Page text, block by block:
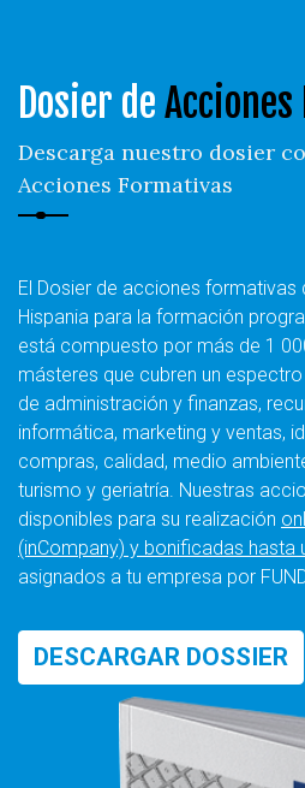
Dosier de
Descarga nuestro dosier
Acciones Formativas
El Dosier de acciones formativas
Hispania para la formación
está compuesto por más de 1
másteres que cubren un
de administración y finanzas,
informática, marketing y ventas,
compras, calidad, medio
turismo y geriatría. Nuestras
disponibles para su realización
(inCompany) y bonificadas hasta
asignados a tu empresa por
DESCARGAR DOSSIER